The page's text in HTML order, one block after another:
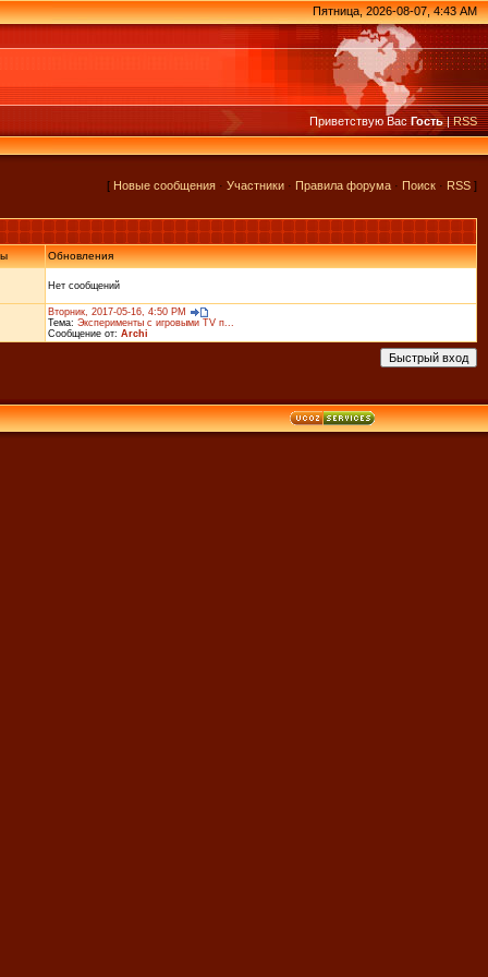
Пятница, 2026-08-07, 4:43 AM
Приветствую Вас Гость|RSS
[ Новые сообщения · Участники · Правила форума · Поиск · RSS ]
Обновления
Нет сообщений
Вторник, 2017-05-16, 4:50 PM
Тема: Эксперименты с игровыми TV п...
Сообщение от: Archi